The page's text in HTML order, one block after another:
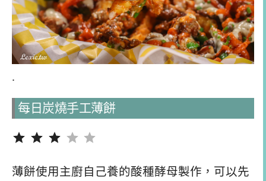
.
每日炭燒手工薄餅
薄餅使用主廚自己養的酸種酵母製作，可以先